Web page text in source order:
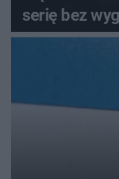
serię bez